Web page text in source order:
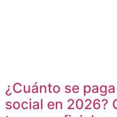
¿Cuánto se
social en 2026?